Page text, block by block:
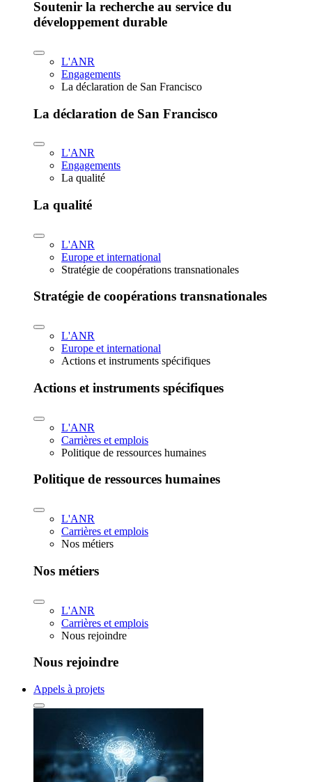
Soutenir la recherche au service du
développement durable
L'ANR
Engagements
La déclaration de San Francisco
La déclaration de San Francisco
L'ANR
Engagements
La qualité
La qualité
L'ANR
Europe et international
Stratégie de coopérations transnationales
Stratégie de coopérations transnationales
L'ANR
Europe et international
Actions et instruments spécifiques
Actions et instruments spécifiques
L'ANR
Carrières et emplois
Politique de ressources humaines
Politique de ressources humaines
L'ANR
Carrières et emplois
Nos métiers
Nos métiers
L'ANR
Carrières et emplois
Nous rejoindre
Nous rejoindre
Appels à projets